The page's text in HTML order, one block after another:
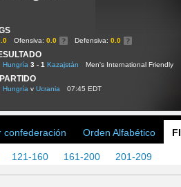
Ofensiva: 0.0 Defensiva: 0.0
Hungría 3 - 1 Kazajstán Men's International Friendly
Hungría v Ucrania 07:45 EDT
confederación Orden Alfabético
121-160 161-200 201-209